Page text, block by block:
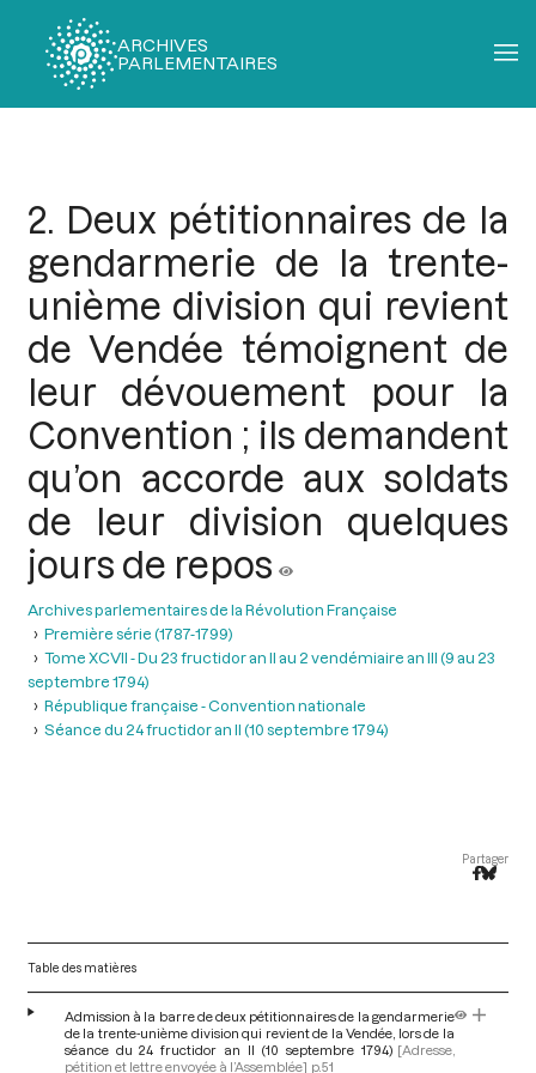
ARCHIVES
PARLEMENTAIRES
2. Deux pétitionnaires de la
gendarmerie de la trente-
unième division qui revient
de Vendée témoignent de
leur dévouement pour la
Convention ; ils demandent
qu’on accorde aux soldats
de leur division quelques
jours de repos
Archives parlementaires de la Révolution Française
Première série (1787-1799)
Tome XCVII - Du 23 fructidor an II au 2 vendémiaire an III (9 au 23
septembre 1794)
République française - Convention nationale
Séance du 24 fructidor an II (10 septembre 1794)
Partager
Table des matières
Admission à la barre de deux pétitionnaires de la gendarmerie
de la trente-unième division qui revient de la Vendée, lors de la
séance du 24 fructidor an II (10 septembre 1794) [Adresse,
pétition et lettre envoyée à l’Assemblée] p.51